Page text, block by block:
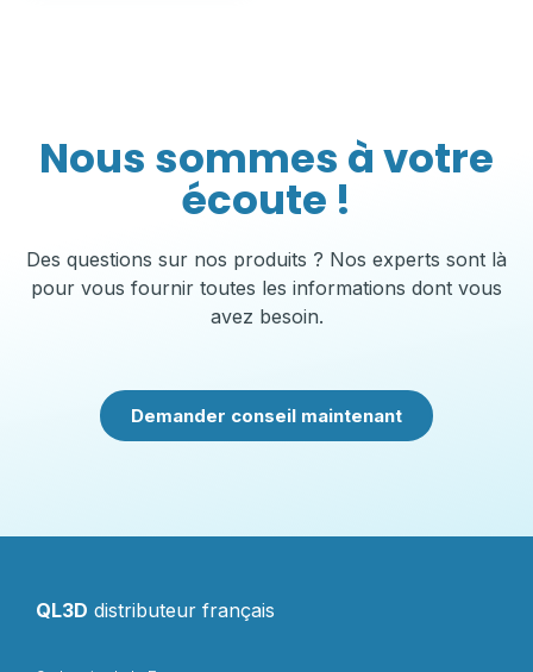
Nous sommes à votre
écoute !
Des questions sur nos produits ? Nos experts sont là
pour vous fournir toutes les informations dont vous
avez besoin.
Demander conseil maintenant
QL3D distributeur français